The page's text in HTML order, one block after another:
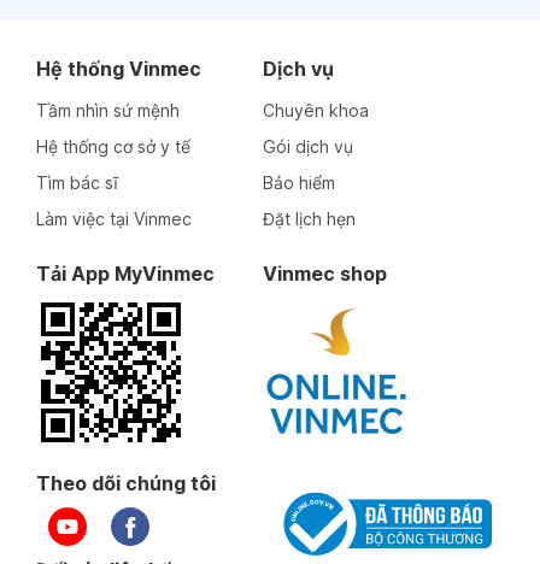
Hệ thống Vinmec
Tầm nhìn sứ mệnh
Hệ thống cơ sở y tế
Tìm bác sĩ
Làm việc tại Vinmec
Dịch vụ
Chuyên khoa
Gói dịch vụ
Bảo hiểm
Đặt lịch hẹn
Tải App MyVinmec Vinmec shop
Theo dõi chúng tôi